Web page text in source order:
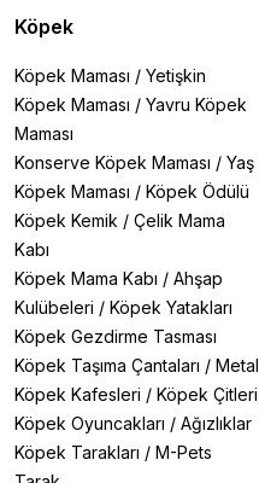
Köpek
Köpek Maması / Yetişkin
Köpek Maması / Yavru Köpek
Maması
Konserve Köpek Maması / Yaş
Köpek Maması / Köpek Ödülü
Köpek Kemik / Çelik Mama
Kabı
Köpek Mama Kabı / Ahşap
Kulübeleri / Köpek Yatakları
Köpek Gezdirme Tasması
Köpek Taşıma Çantaları / Metal
Köpek Kafesleri / Köpek Çitleri
Köpek Oyuncakları / Ağızlıklar
Köpek Tarakları / M-Pets